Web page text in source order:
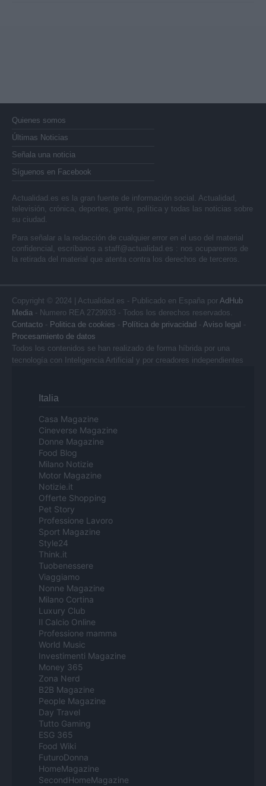
Quienes somos
Últimas Noticias
Señala una noticia
Síguenos en Facebook
Actualidad.es es la gran fuente de información social. Actualidad,
televisión, crónica, deportes, gente, política y todas las noticias sobre
su ciudad.
Para señalar a la redacción de cualquier error en el uso del material
confidencial, escríbanos a staff@actualidad.es : nos ocuparemos de
la retirada del material que atenta contra los derechos de terceros.
Copyright © 2024 | Actualidad.es - Publicado en España por AdHub
Media - Numero REA 2729933 - Todos los derechos reservados.
Contacto - Politica de cookies - Política de privacidad - Aviso legal -
Procesamiento de datos
Todos los contenidos se han realizado de forma híbrida por una
tecnología con Inteligencia Artificial y por creadores independientes
Italia
Casa Magazine
Cineverse Magazine
Donne Magazine
Food Blog
Milano Notizie
Motor Magazine
Notizie.it
Offerte Shopping
Pet Story
Professione Lavoro
Sport Magazine
Style24
Think.it
Tuobenessere
Viaggiamo
Nonne Magazine
Milano Cortina
Luxury Club
Il Calcio Online
Professione mamma
World Music
Investimenti Magazine
Money 365
Zona Nerd
B2B Magazine
People Magazine
Day Travel
Tutto Gaming
ESG 365
Food Wiki
FuturoDonna
HomeMagazine
SecondHomeMagazine